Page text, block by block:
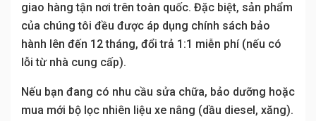
giao hàng tận nơi trên toàn quốc. Đặc biệt, sản phẩm
của chúng tôi đều được áp dụng chính sách bảo
hành lên đến 12 tháng, đổi trả 1:1 miễn phí (nếu có
lỗi từ nhà cung cấp).
Nếu bạn đang có nhu cầu sửa chữa, bảo dưỡng hoặc
mua mới bộ lọc nhiên liệu xe nâng (dầu diesel, xăng).